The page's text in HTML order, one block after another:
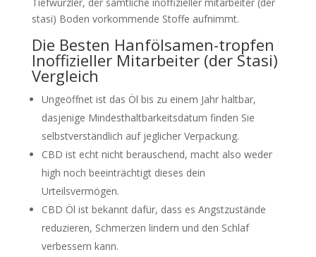
stasi) Boden vorkommende Stoffe aufnimmt.
Die Besten Hanfölsamen-tropfen
Inoffizieller Mitarbeiter (der Stasi)
Vergleich
Ungeöffnet ist das Öl bis zu einem Jahr haltbar,
dasjenige Mindesthaltbarkeitsdatum finden Sie
selbstverständlich auf jeglicher Verpackung.
CBD ist echt nicht berauschend, macht also weder
high noch beeinträchtigt dieses dein
Urteilsvermögen.
CBD Öl ist bekannt dafür, dass es Angstzustände
reduzieren, Schmerzen lindern und den Schlaf
verbessern kann.